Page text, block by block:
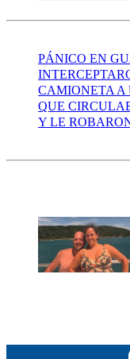
PÁNICO EN
CAMIONETA A
QUE
Y LE